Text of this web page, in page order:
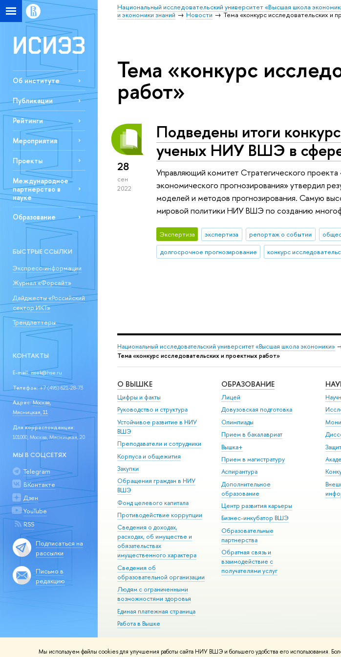
Мы используем файлы cookies для улучшения работы сайта НИУ ВШЭ и большего удобства его использования.
Национальный исследовательский университет «Высшая школа
и экономики знаний
Новости Тема «конкурс исследовательских и
Об институте
Публикации
Рейтинги
Мероприятия
Проекты
Международное
партнерство в
науке
Образование
БЫСТРЫЕ ССЫЛКИ
Экспресс-информации
Журнал «Форсайт»
Дайджесты «Российский
сектор ИКТ»
Трендлеттеры
КОНТАКТЫ
E-mail:issek@hse.ru
Телефон:+7 (495) 621-28-73
Адрес: Москва,
Мясницкая, 11
Для корреспонденции:
101000, Москва, Мясницкая, 20
МЫ В СОЦСЕТЯХ
Telegram
ВКонтакте
Дзен
YouTube
RSS
Подписаться на
рассылки
Письмо в
редакцию
Тема «конкурс
работ»
28
сен
2022
Подведены итоги
ученых НИУ ВШЭ в сфере
Управляющий комитет Стратегического
экономического прогнозирования» утвердил
моделей и методов прогнозирования. Самую
мировой политики НИУ ВШЭ по созданию
Экспертиза экспертиза репортаж о событии
долгосрочное прогнозирование
Национальный исследовательский университет «Высшая школа экономики»
Тема «конкурс исследовательских и проектных работ»
О ВЫШКЕ
Цифры и факты
Руководство и структура
Устойчивое развитие в НИУ
ВШЭ
Преподаватели и сотрудники
Корпуса и общежития
Закупки
Обращения граждан в НИУ
ВШЭ
Фонд целевого капитала
Противодействие коррупции
Сведения о доходах,
расходах, об имуществе и
обязательствах
имущественного характера
Сведения об
образовательной организации
Людям с ограниченными
возможностями здоровья
Единая платежная страница
Работа в Вышке
ОБРАЗОВАНИЕ
Лицей
Довузовская подготовка
Олимпиады
Прием в бакалавриат
Вышка+
Прием в магистратуру
Аспирантура
Дополнительное
образование
Центр развития карьеры
Бизнес-инкубатор ВШЭ
Образовательные
партнерства
Обратная связь и
взаимодействие с
получателями услуг
© НИУ ВШЭ 1993–2026 Адреса и контакты Условия использования